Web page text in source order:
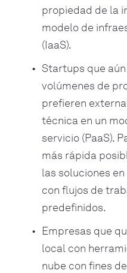
propiedad de la
modelo de
(IaaS).
Startups que
volúmenes de
prefieren
técnica en un
servicio (PaaS).
más rápida
las soluciones
con flujos de
predefinidos.
Empresas que
local con
nube con fines